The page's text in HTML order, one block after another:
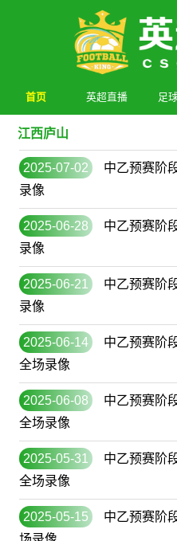
首页 英超直播 足
江西庐山
2025-07-02
中乙预赛阶
录像
2025-06-28
中乙预赛阶
录像
2025-06-21
中乙预赛阶
录像
2025-06-14
中乙预赛阶
全场录像
2025-06-08
中乙预赛阶
全场录像
2025-05-31
中乙预赛阶
全场录像
2025-05-15
中乙预赛阶